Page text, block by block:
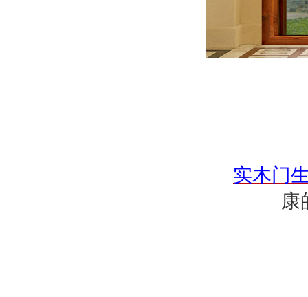
实木门
康